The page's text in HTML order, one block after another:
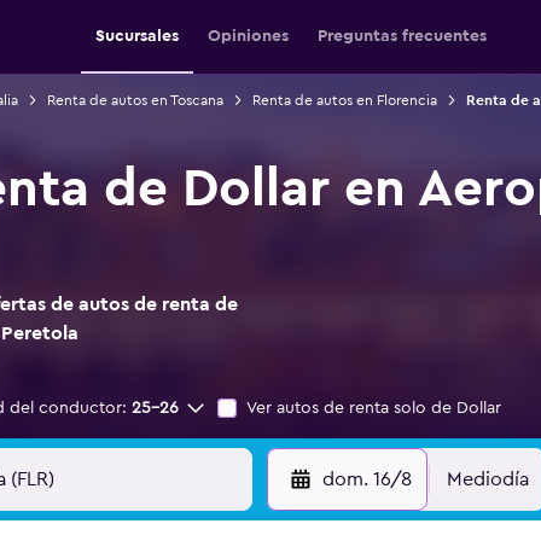
Sucursales Opiniones Preguntas frecuentes
Renta de autos en Toscana Renta de autos en Florencia Renta de
de Dollar en
de autos de renta de
del conductor: 25-26 Ver autos de renta solo de Dollar
dom. 16/8 Mediodía